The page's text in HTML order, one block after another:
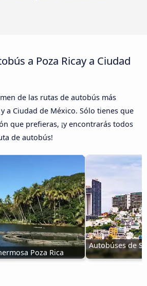
a Poza Ricay a Ciudad
de las rutas de autobús más
a Ciudad de México. Sólo tienes que
que prefieras, ¡y encontrarás todos
de autobús!
Poza Rica
Autobúses de